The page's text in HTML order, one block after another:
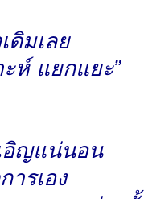
ดิมเลย
ะห์ แยกแยะ”
อิญแน่นอน
ารเอง